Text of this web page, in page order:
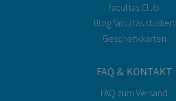
facultas Club
Blog facultas.studiert
Geschenkkarten
FAQ & KONTAKT
FAQ zum Versand